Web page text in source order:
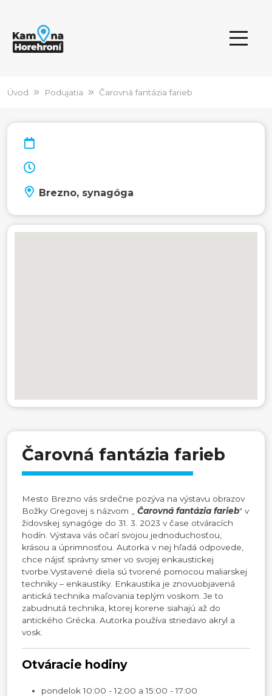
Úvod Podujatia Čarovná fantázia farieb
Brezno, synagóga
Čarovná fantázia farieb
Mesto Brezno vás srdečne pozýva na výstavu obrazov
Božky Gregovej s názvom ,, Čarovná fantázia farieb" v
židovskej synagóge do 31. 3. 2023 v čase otváracích
hodín. Výstava vás očarí svojou jednoduchosťou,
krásou a úprimnosťou. Autorka v nej hľadá odpovede,
chce nájsť správny smer vo svojej enkaustickej
tvorbe.Vystavené diela sú tvorené pomocou maliarskej
techniky – enkaustiky. Enkaustika je znovuobjavená
antická technika maľovania teplým voskom. Je to
zabudnutá technika, ktorej korene siahajú až do
antického Grécka. Autorka používa striedavo akryl a
vosk.
Otváracie hodiny
pondelok 10:00 - 12:00 a 15:00 - 17:00